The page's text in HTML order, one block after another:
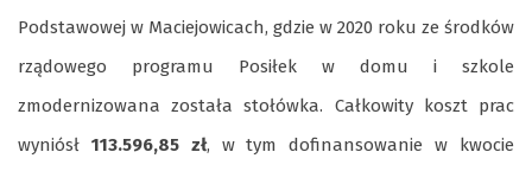
Podstawowej w Maciejowicach, gdzie w 2020 roku ze środków
rządowego programu Posiłek w domu i szkole
zmodernizowana została stołówka. Całkowity koszt prac
wyniósł 113.596,85 zł, w tym dofinansowanie w kwocie